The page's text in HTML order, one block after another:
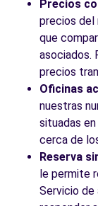
Precios
precios del
que
asociados.
precios
Oficinas
nuestras
situadas
cerca de
Reserva
le permite
Servicio